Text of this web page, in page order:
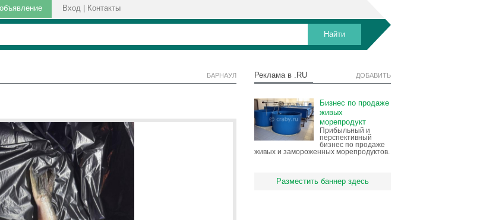
Вход Контакты
БАРНАУЛ Реклама в .RU ДОБАВИТЬ
Бизнес по продаже
живых
морепродукт
Прибыльный и
перспективный
бизнес по продаже
живых и замороженных морепродуктов.
Разместить баннер здесь